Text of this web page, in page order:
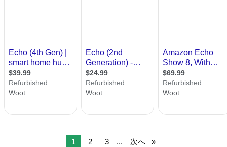
1 2 3 ... 次へ